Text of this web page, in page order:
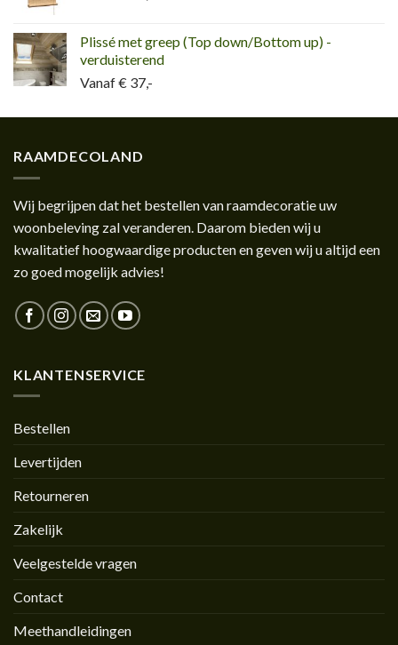
Plissé met greep (Top down/Bottom up) -
verduisterend
Vanaf € 37,-
RAAMDECOLAND
Wij begrijpen dat het bestellen van raamdecoratie uw
woonbeleving zal veranderen. Daarom bieden wij u
kwalitatief hoogwaardige producten en geven wij u altijd een
zo goed mogelijk advies!
KLANTENSERVICE
Bestellen
Levertijden
Retourneren
Zakelijk
Veelgestelde vragen
Contact
Meethandleidingen